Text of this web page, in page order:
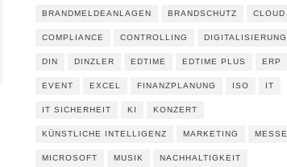
BRANDMELDEANLAGEN BRANDSCHUTZ CLOUD
COMPLIANCE CONTROLLING DIGITALISIERUNG
DIN DINZLER EDTIME EDTIME PLUS ERP
EVENT EXCEL FINANZPLANUNG ISO IT
IT SICHERHEIT KI KONZERT
KÜNSTLICHE INTELLIGENZ MARKETING MESSE
MICROSOFT MUSIK NACHHALTIGKEIT